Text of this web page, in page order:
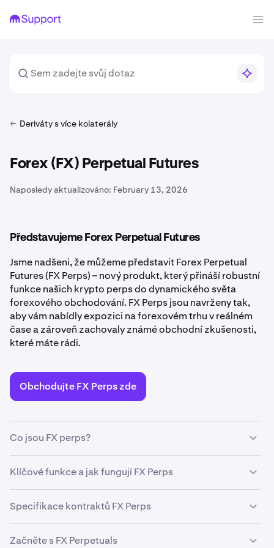
Deriváty s více kolaterály
Forex (FX) Perpetual Futures
Naposledy aktualizováno: February 13, 2026
Představujeme Forex Perpetual Futures
Jsme nadšeni, že můžeme představit Forex Perpetual
Futures (FX Perps) – nový produkt, který přináší robustní
funkce našich krypto perps do dynamického světa
forexového obchodování. FX Perps jsou navrženy tak,
aby vám nabídly expozici na forexovém trhu v reálném
čase a zároveň zachovaly známé obchodní zkušenosti,
které máte rádi.
Obchodujte FX Perps zde
Co jsou FX perps?
FX Perps jsou věčné kontrakty založené na
podkladovém indexu forexového trhu. Stejně jako naše
krypto perps vám umožňují obchodovat bez obav z dat
vypršení platnosti. Místo toho se můžete soustředit na
Klíčové funkce a jak fungují FX Perps
Podkladová data v reálném čase
Specifikace kontraktů FX Perps
Pro více specifikací kontraktu si prosím přečtěte naše
Začněte s FX Perpetuals